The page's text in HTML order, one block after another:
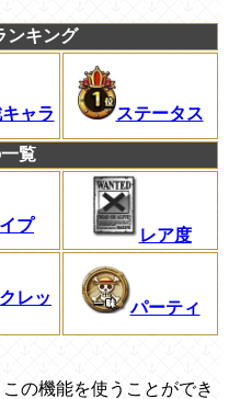
ンキング
ャラ ステータス
覧
プ
レア度
レッ
パーティ
の機能を使うことができ